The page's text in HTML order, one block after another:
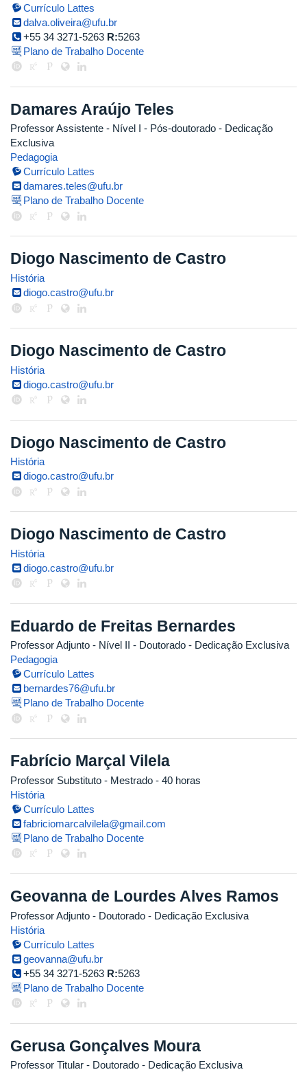
Currículo Lattes
dalva.oliveira@ufu.br
+55 34 3271-5263 R:5263
Plano de Trabalho Docente
Damares Araújo Teles
Professor Assistente - Nível I - Pós-doutorado - Dedicação
Exclusiva
Pedagogia
Currículo Lattes
damares.teles@ufu.br
Plano de Trabalho Docente
Diogo Nascimento de Castro
História
diogo.castro@ufu.br
Diogo Nascimento de Castro
História
diogo.castro@ufu.br
Diogo Nascimento de Castro
História
diogo.castro@ufu.br
Diogo Nascimento de Castro
História
diogo.castro@ufu.br
Eduardo de Freitas Bernardes
Professor Adjunto - Nível II - Doutorado - Dedicação Exclusiva
Pedagogia
Currículo Lattes
bernardes76@ufu.br
Plano de Trabalho Docente
Fabrício Marçal Vilela
Professor Substituto - Mestrado - 40 horas
História
Currículo Lattes
fabriciomarcalvilela@gmail.com
Plano de Trabalho Docente
Geovanna de Lourdes Alves Ramos
Professor Adjunto - Doutorado - Dedicação Exclusiva
História
Currículo Lattes
geovanna@ufu.br
+55 34 3271-5263 R:5263
Plano de Trabalho Docente
Gerusa Gonçalves Moura
Professor Titular - Doutorado - Dedicação Exclusiva